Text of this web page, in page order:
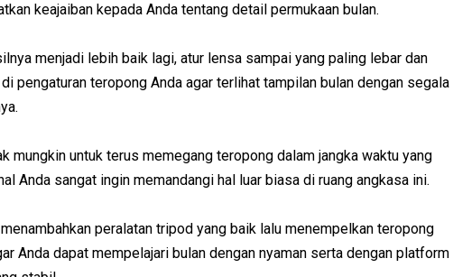
keajaiban kepada Anda tentang detail permukaan bulan.
menjadi lebih baik lagi, atur lensa sampai yang paling lebar dan
pengaturan teropong Anda agar terlihat tampilan bulan dengan segala
mungkin untuk terus memegang teropong dalam jangka waktu yang
Anda sangat ingin memandangi hal luar biasa di ruang angkasa ini.
peralatan tripod yang baik lalu menempelkan teropong
Anda dapat mempelajari bulan dengan nyaman serta dengan platform